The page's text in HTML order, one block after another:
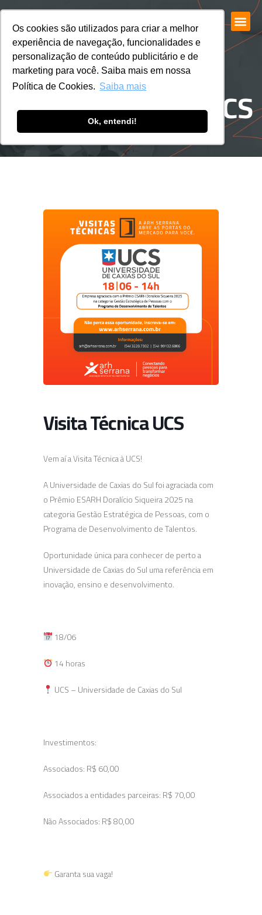
Os cookies são utilizados para criar a melhor
experiência de navegação, funcionalidades e
personalização de conteúdo publicitário e de
marketing para você. Saiba mais em nossa
Política de Cookies. Saiba mais
Ok, entendi!
VISITA TÉCNICA UCS
Visita Técnica UCS
Vem aí a Visita Técnica à UCS!
A Universidade de Caxias do Sul foi agraciada com
o Prêmio ESARH Doralício Siqueira 2025 na
categoria Gestão Estratégica de Pessoas, com o
Programa de Desenvolvimento de Talentos.
Oportunidade única para conhecer de perto a
Universidade de Caxias do Sul uma referência em
inovação, ensino e desenvolvimento.
18/06
14 horas
UCS – Universidade de Caxias do Sul
Investimentos:
Associados: R$ 60,00
Associados a entidades parceiras: R$ 70,00
Não Associados: R$ 80,00
Garanta sua vaga!